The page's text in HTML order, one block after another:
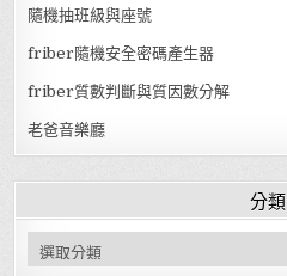
隨機抽班級與座號
friber隨機安全密碼產生器
friber質數判斷與質因數分解
老爸音樂廳
分類
分類